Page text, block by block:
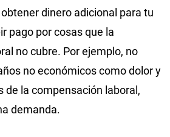
dinero adicional para tu
pago por cosas que la
no cubre. Por ejemplo, no
no económicos como dolor y
de la compensación laboral,
demanda.